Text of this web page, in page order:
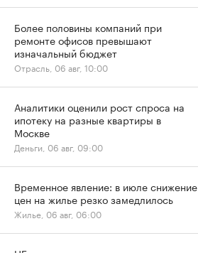
Более половины компаний при
ремонте офисов превышают
изначальный бюджет
Отрасль, 06 авг, 10:00
Аналитики оценили рост спроса на
ипотеку на разные квартиры в
Москве
Деньги, 06 авг, 09:00
Временное явление: в июле снижение
цен на жилье резко замедлилось
Жилье, 06 авг, 06:00